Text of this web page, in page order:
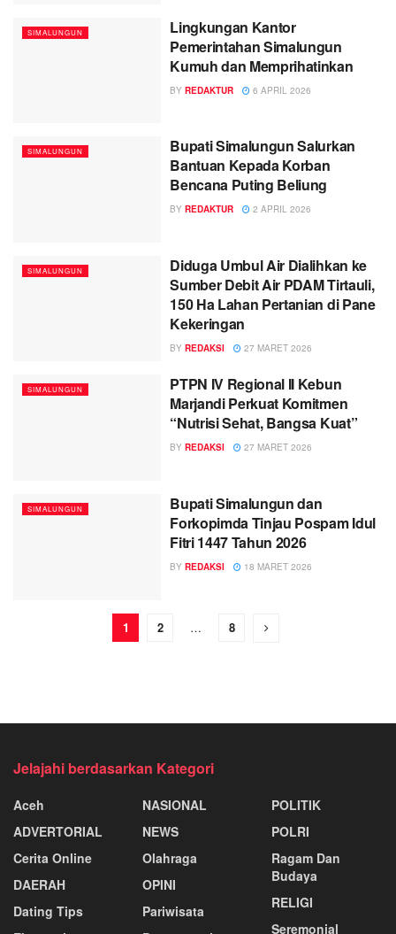
SIMALUNGUN
Lingkungan Kantor
Pemerintahan Simalungun
Kumuh dan Memprihatinkan
BY REDAKTUR 6 APRIL 2026
SIMALUNGUN
Bupati Simalungun Salurkan
Bantuan Kepada Korban
Bencana Puting Beliung
BY REDAKTUR 2 APRIL 2026
SIMALUNGUN
Diduga Umbul Air Dialihkan ke
Sumber Debit Air PDAM Tirtauli,
150 Ha Lahan Pertanian di Pane
Kekeringan
BY REDAKSI 27 MARET 2026
SIMALUNGUN
PTPN IV Regional II Kebun
Marjandi Perkuat Komitmen
“Nutrisi Sehat, Bangsa Kuat”
BY REDAKSI 27 MARET 2026
SIMALUNGUN
Bupati Simalungun dan
Forkopimda Tinjau Pospam Idul
Fitri 1447 Tahun 2026
BY REDAKSI 18 MARET 2026
1 2 … 8
Jelajahi berdasarkan Kategori
Aceh
ADVERTORIAL
Cerita Online
DAERAH
Dating Tips
NASIONAL
NEWS
Olahraga
OPINI
Pariwisata
POLITIK
POLRI
Ragam Dan
Budaya
RELIGI
Seremonial